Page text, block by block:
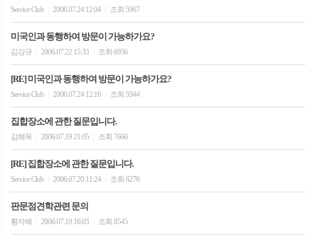
Service Club 2006.07.24 12:04 조회 5967
미국인과 동행하여 방문이 가능하가요?
김강규 2006.07.22 15:33 조회 6936
[RE] 미국인과 동행하여 방문이 가능하가요?
Service Club 2006.07.24 12:16 조회 5944
집합장소에 관한 질문입니다.
김혜욱 2006.07.19 21:05 조회 7666
[RE] 집합장소에 관한 질문입니다.
Service Club 2006.07.20 11:24 조회 6276
판문점견학관련 문의
황자혜 2006.07.19 16:03 조회 8545